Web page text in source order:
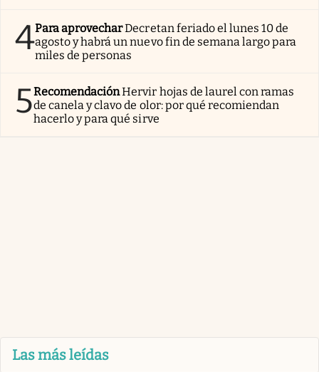
4Para aprovecharDecretan feriado el lunes 10 de
agosto y habrá un nuevo fin de semana largo para
miles de personas
5RecomendaciónHervir hojas de laurel con ramas
de canela y clavo de olor: por qué recomiendan
hacerlo y para qué sirve
Las más leídas